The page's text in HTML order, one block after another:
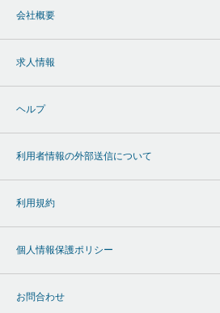
会社概要
求人情報
ヘルプ
利用者情報の外部送信について
利用規約
個人情報保護ポリシー
お問合わせ